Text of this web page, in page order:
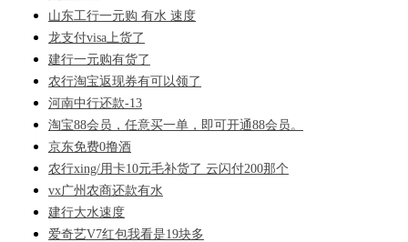
山东工行一元购 有水 速度
龙支付visa上货了
建行一元购有货了
农行淘宝返现券有可以领了
河南中行还款-13
淘宝88会员，任意买一单，即可开通88会员。
京东免费0撸酒
农行xing/用卡10元毛补货了 云闪付200那个
vx广州农商还款有水
建行大水速度
爱奇艺V7红包我看是19块多